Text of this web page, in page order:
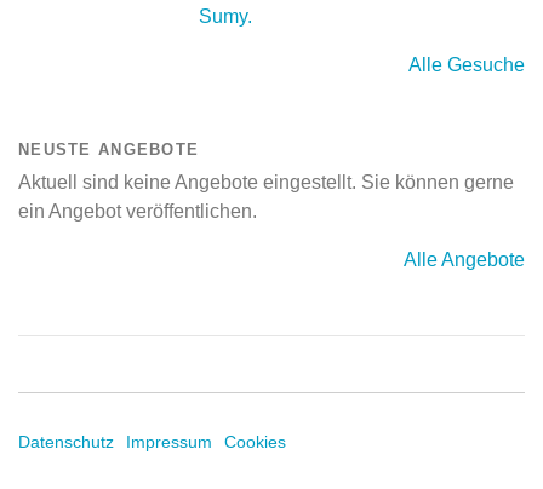
Sumy.
Alle Gesuche
NEUSTE ANGEBOTE
Aktuell sind keine Angebote eingestellt. Sie können gerne
ein Angebot veröffentlichen.
Alle Angebote
Datenschutz Impressum Cookies